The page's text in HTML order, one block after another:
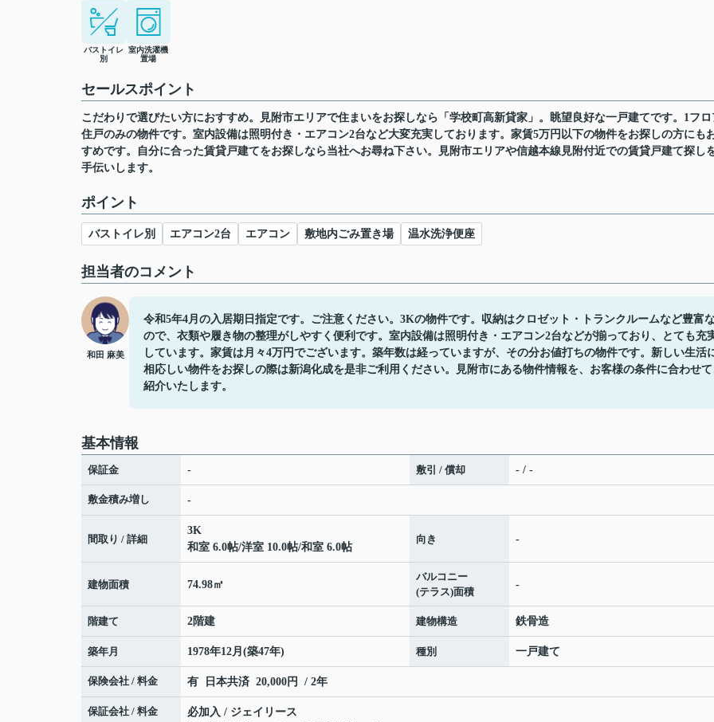
バストイレ
別
室内洗濯機
置場
セールスポイント
こだわりで選びたい方におすすめ。見附市エリアで住まいをお探しなら「学校町高新貸家」。眺望良好な一戸建てです。1フロ
住戸のみの物件です。室内設備は照明付き・エアコン2台など大変充実しております。家賃5万円以下の物件をお探しの方にも
すめです。自分に合った賃貸戸建てをお探しなら当社へお尋ね下さい。見附市エリアや信越本線見附付近での賃貸戸建て探し
手伝いします。
ポイント
バストイレ別 エアコン2台 エアコン 敷地内ごみ置き場 温水洗浄便座
担当者のコメント
和田 麻美
令和5年4月の入居期日指定です。ご注意ください。3Kの物件です。収納はクロゼット・トランクルームなど豊富
ので、衣類や履き物の整理がしやすく便利です。室内設備は照明付き・エアコン2台などが揃っており、とても充
しています。家賃は月々4万円でございます。築年数は経っていますが、その分お値打ちの物件です。新しい生活
相応しい物件をお探しの際は新潟化成を是非ご利用ください。見附市にある物件情報を、お客様の条件に合わせ
紹介いたします。
基本情報
保証金 - 敷引 / 償却 - / -
敷金積み増し -
間取り / 詳細
3K
和室 6.0帖/洋室 10.0帖/和室 6.0帖
向き -
建物面積 74.98㎡
バルコニー
(テラス)面積
-
階建て 2階建 建物構造 鉄骨造
築年月 1978年12月(築47年) 種別 一戸建て
保険会社 / 料金 有 日本共済 20,000円 / 2年
保証会社 / 料金
必加入 / ジェイリース